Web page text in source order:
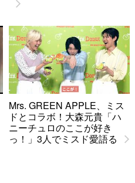
Mrs. GREEN APPLE、ミス
ドとコラボ！大森元貴「ハ
ニーチュロのここが好き
っ！」3人でミスド愛語る